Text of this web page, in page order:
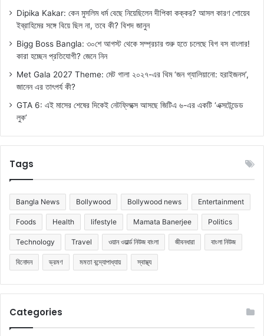
Dipika Kakar: কেন মুসলিম ধর্ম বেছে নিয়েছিলেন দীপিকা কক্কর? আসল কারণ শোয়েব
ইব্রাহিমের সঙ্গে বিয়ে ছিল না, তবে কী? বিশদ জানুন
Bigg Boss Bangla: ৩০শে আগস্ট থেকে সম্প্রচার শুরু হতে চলেছে বিগ বস বাংলার!
কারা হচ্ছেন প্রতিযোগী? জেনে নিন
Met Gala 2027 Theme: মেট গালা ২০২৭-এর থিম ‘জন গ্যালিয়ানো: হরাইজনস’,
জানেন এর তাৎপর্য কী?
GTA 6: এই মাসের শেষের দিকেই নেটফ্লিক্সে আসছে জিটিএ ৬-এর একটি ‘এক্সটেন্ডেড
লুক’
Tags
Bangla News Bollywood Bollywood news Entertainment
Foods Health lifestyle Mamata Banerjee Politics
Technology Travel ওয়ান ওয়ার্ল্ড নিউজ বাংলা জীবনধারা বাংলা নিউজ
বিনোদন ভ্রমণ মমতা বন্দ্যোপাধ্যায় স্বাস্থ্য
Categories